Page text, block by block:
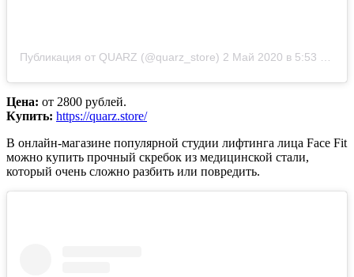
Публикация от QUARZ (@quarz_store) 2 Май 2020 в 5:53 PDT
Цена: от 2800 рублей.
Купить: https://quarz.store/
В онлайн-магазине популярной студии лифтинга лица Face Fit
можно купить прочный скребок из медицинской стали,
который очень сложно разбить или повредить.